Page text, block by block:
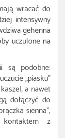
wracać do
intensywny
gehenna
uczulone na
są podobne:
„piasku”
a nawet
dołączyć do
sienna”,
kontaktem z